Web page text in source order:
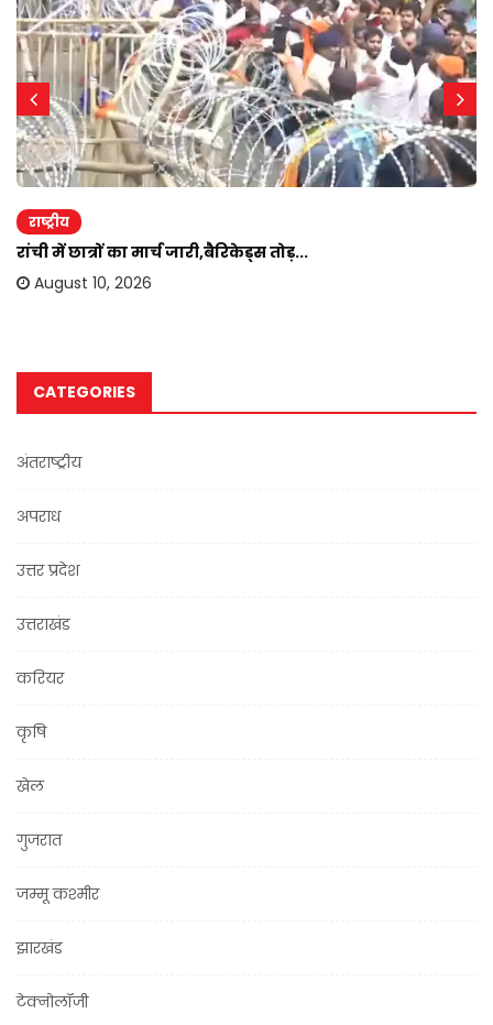
राष्ट्रीय
रांची में छात्रों का मार्च जारी,बैरिकेड्स तोड़...
August 10, 2026
CATEGORIES
अंतराष्ट्रीय
अपराध
उत्तर प्रदेश
उत्तराखंड
करियर
कृषि
खेल
गुजरात
जम्मू कश्मीर
झारखंड
टेक्नोलॉजी